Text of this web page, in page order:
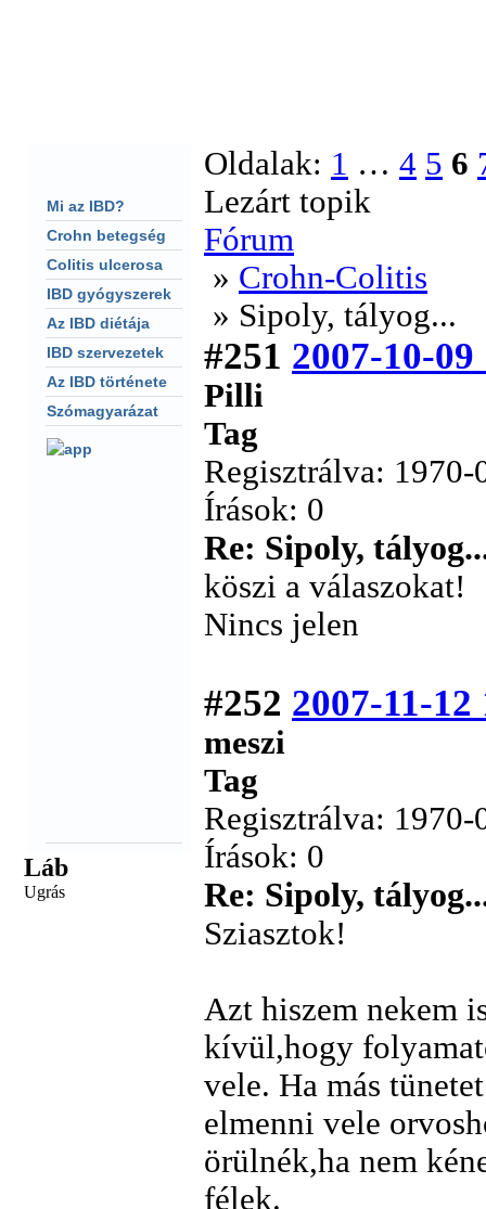
Oldalak: 1 … 4 5 6
Lezárt topik
Fórum
» Crohn-Colitis
» Sipoly, tályog...
#251 2007-10-09
Pilli
Tag
Regisztrálva: 1970-
Írások: 0
Re: Sipoly,
köszi a válaszokat!
Nincs jelen
#252 2007-11-12
meszi
Tag
Regisztrálva: 1970-
Írások: 0
Re: Sipoly,
Sziasztok!
Azt hiszem nekem
kívül,hogy
vele. Ha más
elmenni vele
örülnék,ha nem
félek.
Mi az IBD?
Crohn betegség
Colitis ulcerosa
IBD gyógyszerek
Az IBD diétája
IBD szervezetek
Az IBD története
Szómagyarázat
Láb
Ugrás